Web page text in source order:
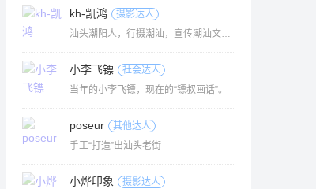
kh-凯鸿
摄影达人
汕头潮阳人，行摄潮汕，宣传潮汕文化，传承潮人精神。
小李飞镖
社会达人
当年的小李飞镖，现在的“镖叔画话”。
poseur
其他达人
手工“打造”出汕头老街
小烨印象
摄影达人